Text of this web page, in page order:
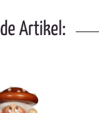
Artikel: